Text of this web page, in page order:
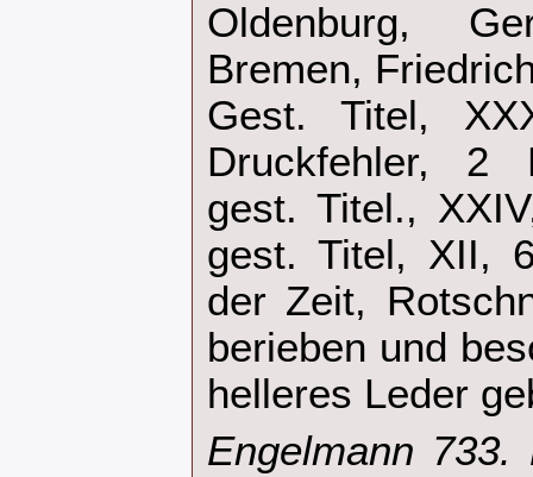
‎Oldenburg,
Bremen,
Gest. Titel,
Druckfehler, 2
gest. Titel.,
gest. Titel, XII,
der Zeit,
berieben und
helleres Leder
‎Engelmann